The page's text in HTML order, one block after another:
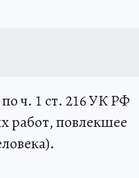
ч. 1 ст. 216 УК РФ
работ, повлекшее